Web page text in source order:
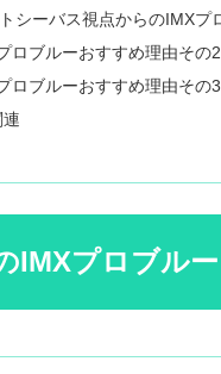
シーバス視点からのIMXプ
ロブルーおすすめ理由その2
ロブルーおすすめ理由その3
連
IMXプロブルー